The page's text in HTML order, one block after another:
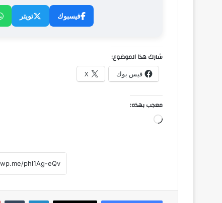
فيسبوك تويتر
شارك هذا الموضوع:
فيس بوك X
معجب بهذه:
جاري
لينكدإن